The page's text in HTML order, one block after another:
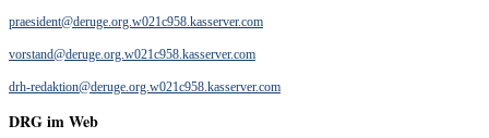
praesident@deruge.org.w021c958.kasserver.com
vorstand@deruge.org.w021c958.kasserver.com
drh-redaktion@deruge.org.w021c958.kasserver.com
DRG im Web